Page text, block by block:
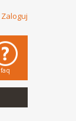
Zaloguj
faq